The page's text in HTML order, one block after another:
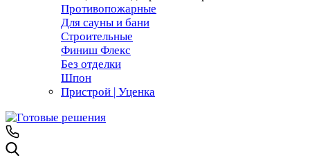
Противопожарные
Для сауны и бани
Строительные
Финиш Флекс
Без отделки
Шпон
Пристрой | Уценка